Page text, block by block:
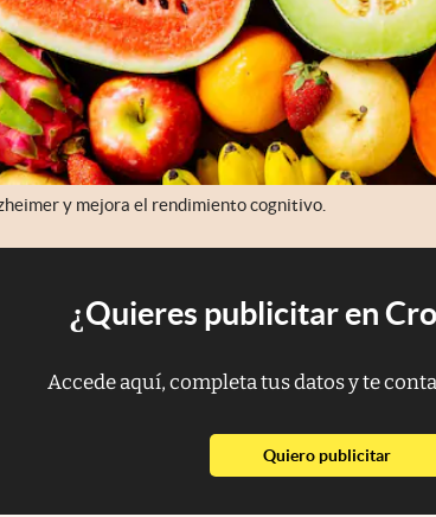
y mejora el rendimiento cognitivo.
¿Quieres publicitar en
Accede aquí, completa tus datos y te
Quiero publicitarabre